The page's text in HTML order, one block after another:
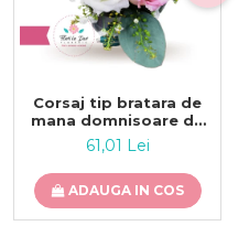
Corsaj tip bratara de
mana domnisoare de
onoare flori naturale
61,01 Lei
ADAUGA IN COS